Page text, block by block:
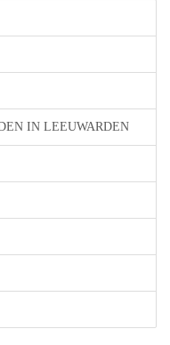
IN LEEUWARDEN